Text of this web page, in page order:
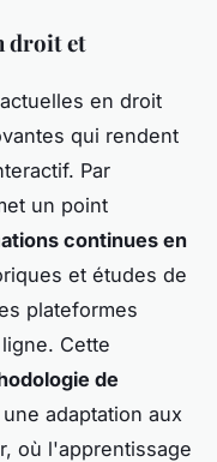
droit et
en droit
qui rendent
Par
un point
continues en
et études de
plateformes
Cette
de
adaptation aux
où l'apprentissage